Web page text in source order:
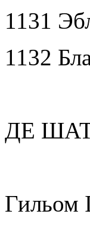
1131
1132
ДЕ
Гильом